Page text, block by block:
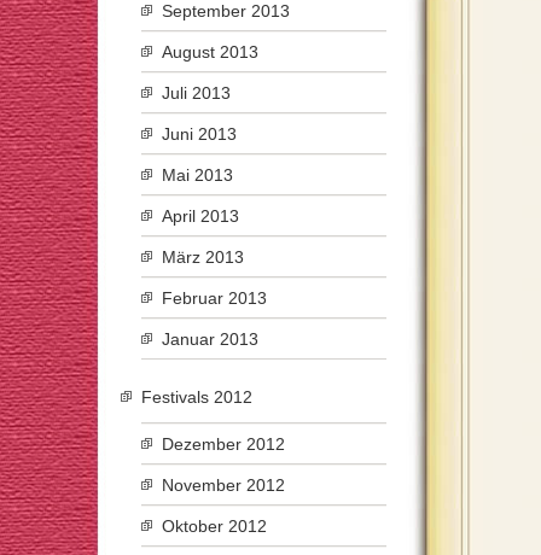
September 2013
August 2013
Juli 2013
Juni 2013
Mai 2013
April 2013
März 2013
Februar 2013
Januar 2013
Festivals 2012
Dezember 2012
November 2012
Oktober 2012